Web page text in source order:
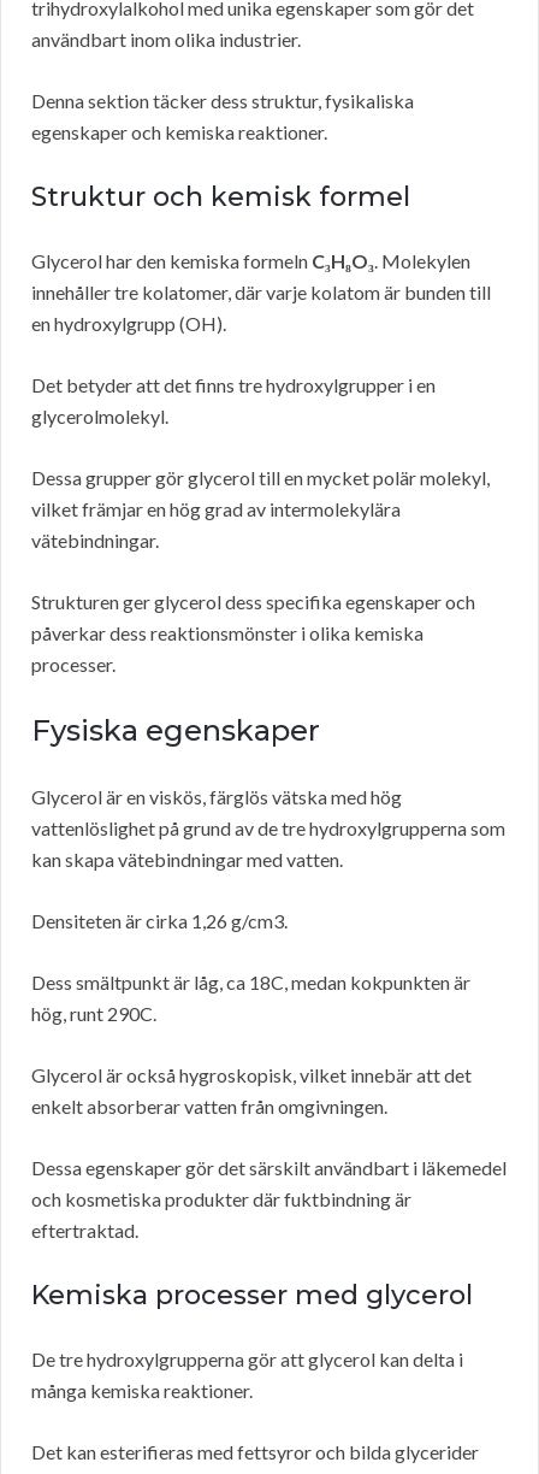
trihydroxylalkohol med unika egenskaper som gör det
användbart inom olika industrier.
Denna sektion täcker dess struktur, fysikaliska
egenskaper och kemiska reaktioner.
Struktur och kemisk formel
Glycerol har den kemiska formeln C₃H₈O₃. Molekylen
innehåller tre kolatomer, där varje kolatom är bunden till
en hydroxylgrupp (OH).
Det betyder att det finns tre hydroxylgrupper i en
glycerolmolekyl.
Dessa grupper gör glycerol till en mycket polär molekyl,
vilket främjar en hög grad av intermolekylära
vätebindningar.
Strukturen ger glycerol dess specifika egenskaper och
påverkar dess reaktionsmönster i olika kemiska
processer.
Fysiska egenskaper
Glycerol är en viskös, färglös vätska med hög
vattenlöslighet på grund av de tre hydroxylgrupperna som
kan skapa vätebindningar med vatten.
Densiteten är cirka 1,26 g/cm3.
Dess smältpunkt är låg, ca 18C, medan kokpunkten är
hög, runt 290C.
Glycerol är också hygroskopisk, vilket innebär att det
enkelt absorberar vatten från omgivningen.
Dessa egenskaper gör det särskilt användbart i läkemedel
och kosmetiska produkter där fuktbindning är
eftertraktad.
Kemiska processer med glycerol
De tre hydroxylgrupperna gör att glycerol kan delta i
många kemiska reaktioner.
Det kan esterifieras med fettsyror och bilda glycerider